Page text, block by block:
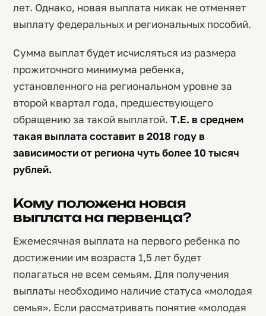
лет. Однако, новая выплата никак не отменяет
выплату федеральных и региональных пособий.
Сумма выплат будет исчисляться из размера
прожиточного минимума ребенка,
установленного на региональном уровне за
второй квартал года, предшествующего
обращению за такой выплатой. Т.Е. в среднем
такая выплата составит в 2018 году в
зависимости от региона чуть более 10 тысяч
рублей.
Кому положена новая
выплата на первенца?
Ежемесячная выплата на первого ребенка по
достижении им возраста 1,5 лет будет
полагаться не всем семьям. Для получения
выплаты необходимо наличие статуса «молодая
семья». Если рассматривать понятие «молодая